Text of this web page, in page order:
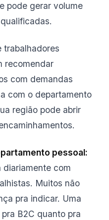
pode gerar volume
trabalhadores
recomendar
com demandas
com o departamento
região pode abrir
pessoal:
diariamente com
Muitos não
pra indicar. Uma
B2C quanto pra